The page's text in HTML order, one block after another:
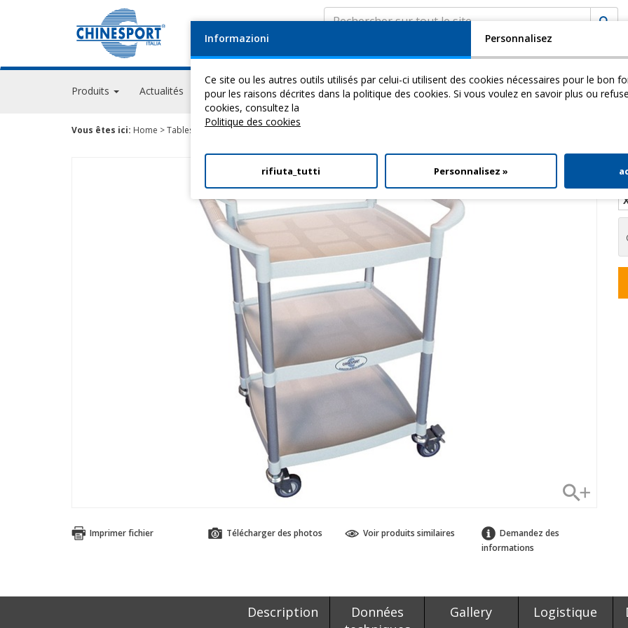
Produits Actualités Evénements GPS Academy Video Download
Vous êtes ici: Home >Tables Pour ThéRapie>Meubles Et Accessoires
Imprimer fichier Télécharger des photos Voir produits similaires
Demandez des
informations
Description
Données
Gallery Logistique
Informazioni Personnalisez
Ce site ou les autres outils utilisés par celui-ci utilisent des cookies nécessaires pour le bon
pour les raisons décrites dans la politique des cookies. Si vous voulez en savoir plus ou
cookies, consultez la
Politique des cookies
rifiuta_tutti Personnalisez »